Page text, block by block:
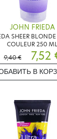
JOHN FRIEDA
SHEER BLONDE
COULEUR 250
9,40 €
7,52
В